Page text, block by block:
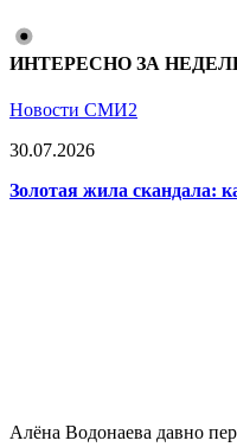
ИНТЕРЕСНО ЗА
Новости СМИ2
30.07.2026
Золотая жила скандала:
Алёна Водонаева давно